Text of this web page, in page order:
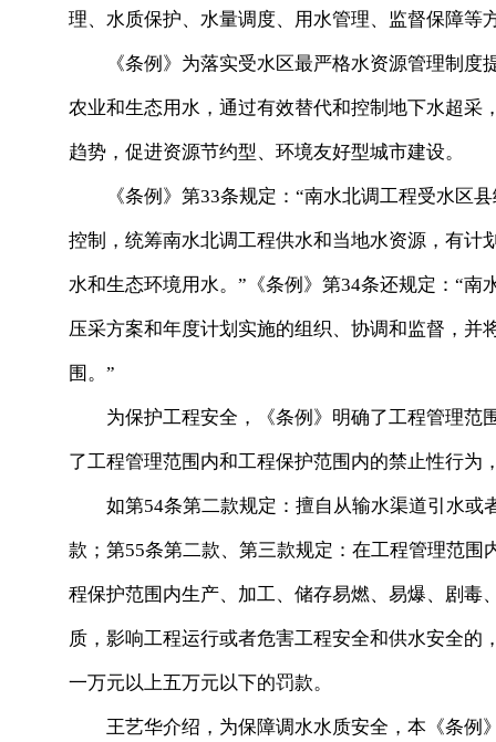
理、水质保护、水量调度、用水管理、监督保障等
《条例》为落实受水区最严格水资源管理制度
农业和生态用水，通过有效替代和控制地下水超
趋势，促进资源节约型、环境友好型城市建设。
《条例》第33条规定：“南水北调工程受水区县
控制，统筹南水北调工程供水和当地水资源，有
水和生态环境用水。”《条例》第34条还规定：“
压采方案和年度计划实施的组织、协调和监督，
围。”
为保护工程安全，《条例》明确了工程管理范
了工程管理范围内和工程保护范围内的禁止性行为
如第54条第二款规定：擅自从输水渠道引水或
款；第55条第二款、第三款规定：在工程管理范
程保护范围内生产、加工、储存易燃、易爆、剧
质，影响工程运行或者危害工程安全和供水安全
一万元以上五万元以下的罚款。
王艺华介绍，为保障调水水质安全，本《条例